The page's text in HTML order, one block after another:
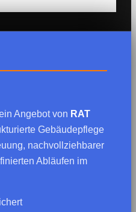
Angebot von RAT
Gebäudepflege
nachvollziehbarer
Abläufen im